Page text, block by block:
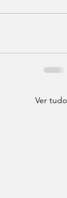
Ver tudo